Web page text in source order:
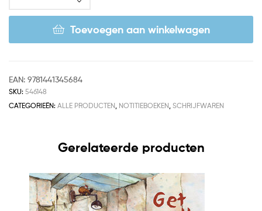
Toevoegen aan winkelwagen
EAN: 9781441345684
SKU: 546148
CATEGORIEËN: ALLE PRODUCTEN NOTITIEBOEKEN SCHRIJFWAREN
Gerelateerde producten